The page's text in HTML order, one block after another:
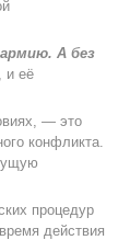
А без
и её
— это
конфликта.
процедур
действия